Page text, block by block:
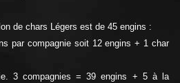
de chars Légers est de 45 engins :
par compagnie soit 12 engins + 1 char
3 compagnies = 39 engins + 5 à la